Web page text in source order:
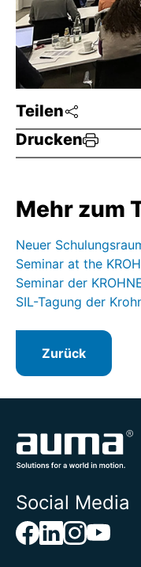
Teilen
Drucken
Mehr zum
Neuer
Seminar at the
Seminar der
SIL-Tagung der
Zurück
Social Media